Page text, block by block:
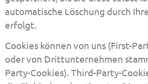
automatische Löschung durch
erfolgt.
Cookies können von uns (First-
oder von Drittunternehmen
Party-Cookies). Third-Party-